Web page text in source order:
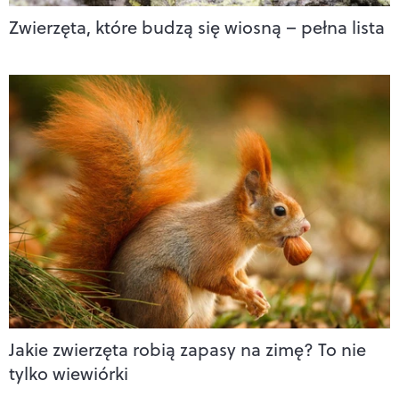
Zwierzęta, które budzą się wiosną – pełna lista
Jakie zwierzęta robią zapasy na zimę? To nie
tylko wiewiórki